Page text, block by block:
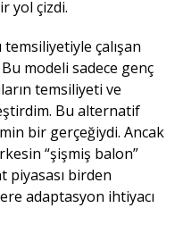
yol çizdi.
çalışan
modeli sadece genç
temsiliyeti ve
Bu alternatif
bir gerçeğiydi. Ancak
“şişmiş balon”
piyasası birden
adaptasyon ihtiyacı